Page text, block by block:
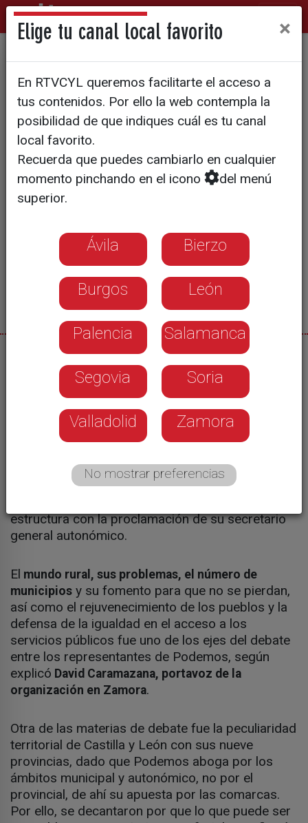
Los círculos de Podemos
debaten en Zamora temas
que serán la 'semilla' del
programa autonómico
centralismo de las diputación y por
fomentar y rejuvenecer los municipios,
así como por la igualdad en el acceso a
los servicios públicos.
13/12/2014
en municipios de
Castilla y León se reunieron este sábado en
Zamora para tomar contactos e intercambiar
que elaborará la formación para su presentación
a las elecciones autonómicas de mayo de 2015,
estructura con la proclamación de su secretario
general autonómico.
El mundo rural, sus problemas, el número de
municipios y su fomento para que no se pierdan,
así como el rejuvenecimiento de los pueblos y la
defensa de la igualdad en el acceso a los
servicios públicos fue uno de los ejes del debate
entre los representantes de Podemos, según
explicó David Caramazana, portavoz de la
organización en Zamora.
Otra de las materias de debate fue la peculiaridad
territorial de Castilla y León con sus nueve
provincias, dado que Podemos aboga por los
ámbitos municipal y autonómico, no por el
provincial, de ahí su apuesta por las comarcas.
Por ello, se decantaron por que lo que puede ser
Elige tu canal local favorito ×
En RTVCYL queremos facilitarte el acceso a
tus contenidos. Por ello la web contempla la
posibilidad de que indiques cuál es tu canal
local favorito.
Recuerda que puedes cambiarlo en cualquier
momento pinchando en el icono
del menú
superior.
Ávila Bierzo
Burgos León
Palencia Salamanca
Segovia Soria
Valladolid Zamora
No mostrar preferencias